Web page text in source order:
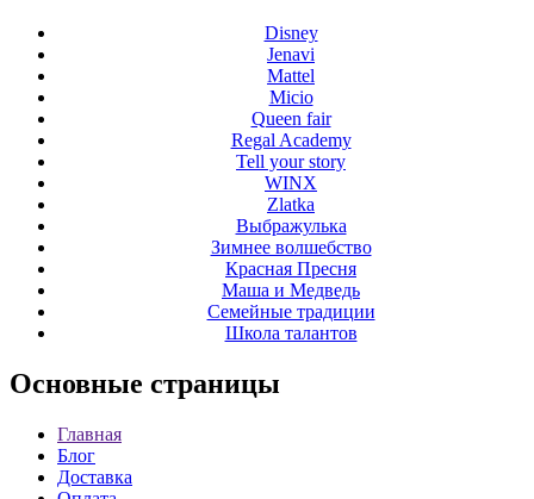
Disney
Jenavi
Mattel
Micio
Queen fair
Regal Academy
Tell your story
WINX
Zlatka
Выбражулька
Зимнее волшебство
Красная Пресня
Маша и Медведь
Семейные традиции
Школа талантов
Основные страницы
Главная
Блог
Доставка